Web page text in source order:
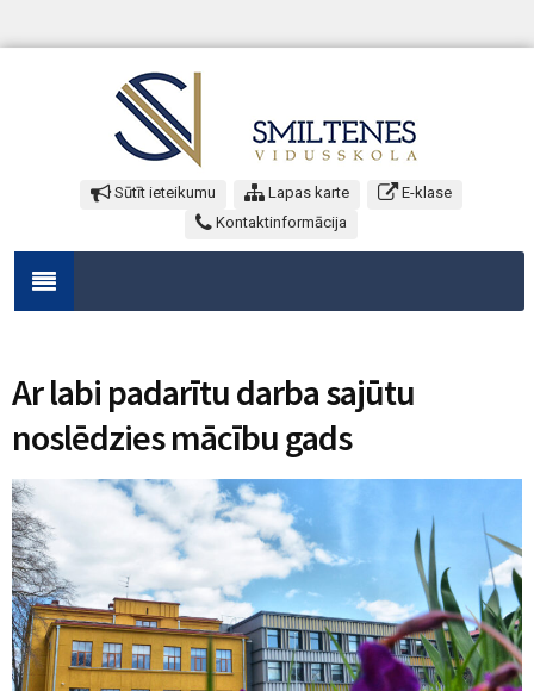
Sūtīt ieteikumu Lapas karte
E-klase
Kontaktinformācija
Ar labi padarītu darba sajūtu
noslēdzies mācību gads